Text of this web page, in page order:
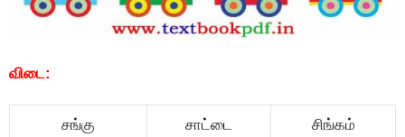
விடை:
சங்கு சாட்டை சிங்கம்